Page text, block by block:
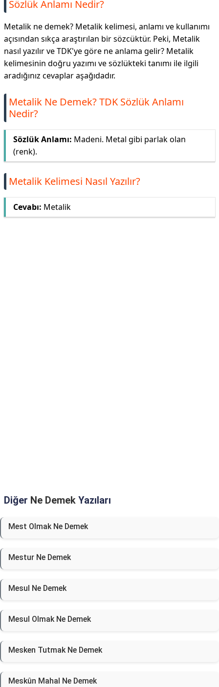
Sözlük Anlamı Nedir?
Metalik ne demek? Metalik kelimesi, anlamı ve kullanımı
açısından sıkça araştırılan bir sözcüktür. Peki, Metalik
nasıl yazılır ve TDK'ye göre ne anlama gelir? Metalik
kelimesinin doğru yazımı ve sözlükteki tanımı ile ilgili
aradığınız cevaplar aşağıdadır.
Metalik Ne Demek? TDK Sözlük Anlamı
Nedir?
Sözlük Anlamı: Madeni. Metal gibi parlak olan
(renk).
Metalik Kelimesi Nasıl Yazılır?
Cevabı: Metalik
Diğer Ne Demek Yazıları
Mest Olmak Ne Demek
Mestur Ne Demek
Mesul Ne Demek
Mesul Olmak Ne Demek
Mesken Tutmak Ne Demek
Meskûn Mahal Ne Demek